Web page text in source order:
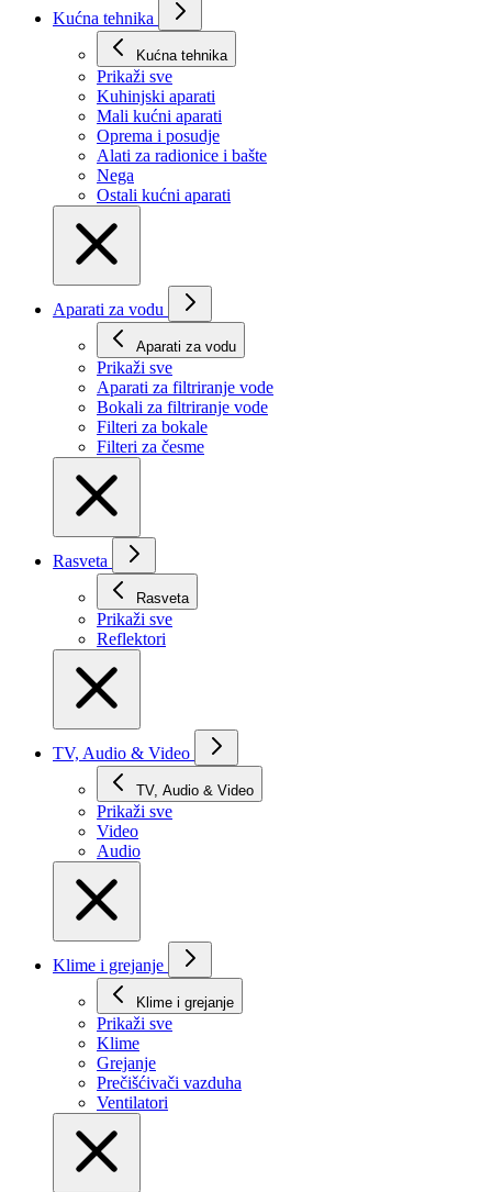
Kućna tehnika
Kućna tehnika
Prikaži svе
Kuhinjski aparati
Mali kućni aparati
Oprema i posudje
Alati za radionice i bašte
Nega
Ostali kućni aparati
Aparati za vodu
Aparati za vodu
Prikaži svе
Aparati za filtriranje vode
Bokali za filtriranje vode
Filteri za bokale
Filteri za česme
Rasveta
Rasveta
Prikaži svе
Reflektori
TV, Audio & Video
TV, Audio & Video
Prikaži svе
Video
Audio
Klime i grejanje
Klime i grejanje
Prikaži svе
Klime
Grejanje
Prečišćivači vazduha
Ventilatori